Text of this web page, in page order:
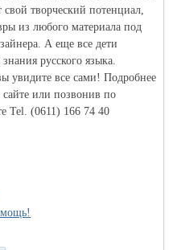
свой творческий потенциал,
из любого материала под
А еще все дети
русского языка.
увидите все сами! Подробнее
или позвонив по
Tel. (0611) 166 74 40